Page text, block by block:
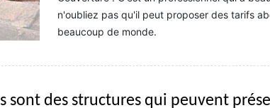
n'oubliez pas qu'il peut proposer des tarifs
beaucoup de monde.
sont des structures qui peuvent